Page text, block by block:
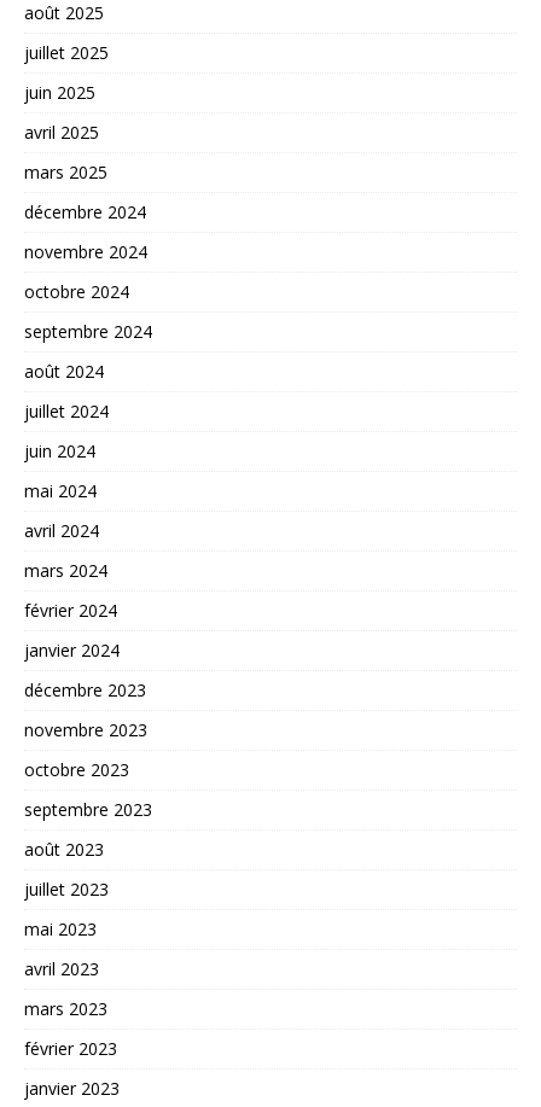
août 2025
juillet 2025
juin 2025
avril 2025
mars 2025
décembre 2024
novembre 2024
octobre 2024
septembre 2024
août 2024
juillet 2024
juin 2024
mai 2024
avril 2024
mars 2024
février 2024
janvier 2024
décembre 2023
novembre 2023
octobre 2023
septembre 2023
août 2023
juillet 2023
mai 2023
avril 2023
mars 2023
février 2023
janvier 2023